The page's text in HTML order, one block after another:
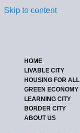
Skip to content
HOME
LIVABLE CITY
HOUSING FOR ALL
GREEN ECONOMY
LEARNING CITY
BORDER CITY
ABOUT US